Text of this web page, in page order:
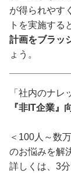
が得られやす
トを実施する
計画をブラッ
ょう。
「社内のナレ
『非IT企業』
＜100人～数
のお悩みを解
詳しくは、3